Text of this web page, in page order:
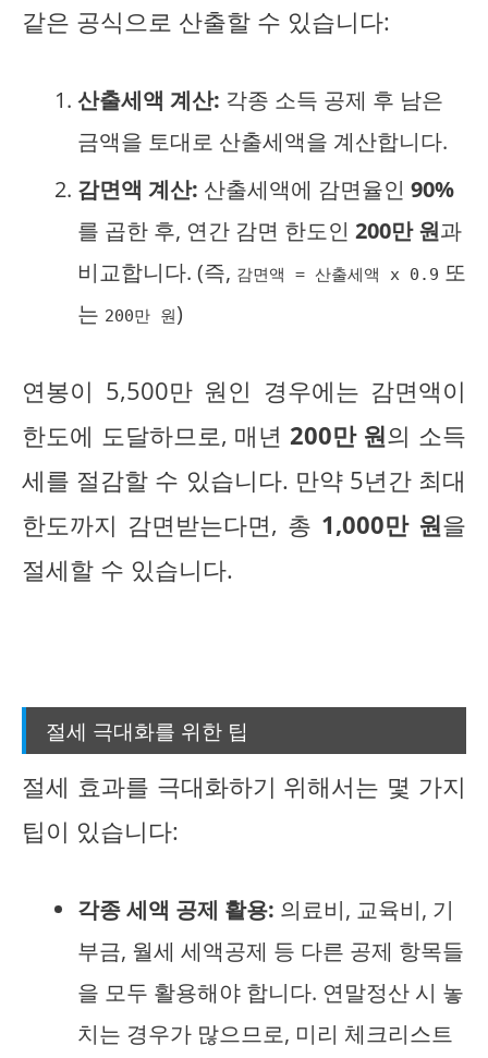
같은 공식으로 산출할 수 있습니다:
산출세액 계산: 각종 소득 공제 후 남은
금액을 토대로 산출세액을 계산합니다.
감면액 계산: 산출세액에 감면율인 90%
를 곱한 후, 연간 감면 한도인 200만 원과
비교합니다. (즉, 감면액 = 산출세액 x 0.9 또
는 200만 원)
연봉이 5,500만 원인 경우에는 감면액이
한도에 도달하므로, 매년 200만 원의 소득
세를 절감할 수 있습니다. 만약 5년간 최대
한도까지 감면받는다면, 총 1,000만 원을
절세할 수 있습니다.
절세 극대화를 위한 팁
절세 효과를 극대화하기 위해서는 몇 가지
팁이 있습니다:
각종 세액 공제 활용: 의료비, 교육비, 기
부금, 월세 세액공제 등 다른 공제 항목들
을 모두 활용해야 합니다. 연말정산 시 놓
치는 경우가 많으므로, 미리 체크리스트